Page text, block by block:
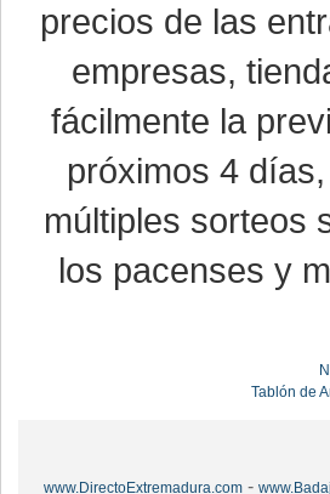
precios de las
empresas,
fácilmente la
próximos 4
múltiples sorteos
los pacenses y
Tablón de
www.DirectoExtremadura.com -